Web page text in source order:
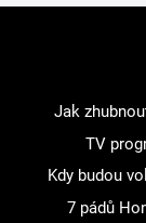
Jak
TV
Kdy budou
7 pádů